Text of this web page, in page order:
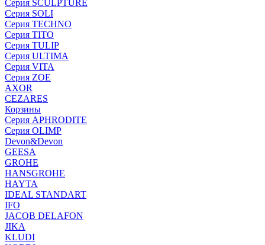
Серия SCULPTURE
Серия SOLI
Серия TECHNO
Серия TITO
Серия TULIP
Серия ULTIMA
Серия VITA
Серия ZOE
AXOR
CEZARES
Корзины
Серия APHRODITE
Серия OLIMP
Devon&Devon
GEESA
GROHE
HANSGROHE
HAYTA
IDEAL STANDART
IFO
JACOB DELAFON
JIKA
KLUDI